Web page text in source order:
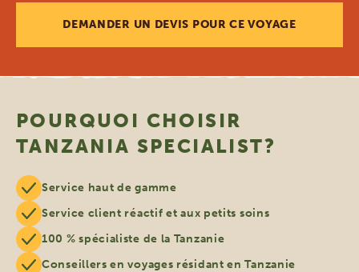
DEMANDER UN DEVIS POUR CE VOYAGE
POURQUOI CHOISIR
TANZANIA SPECIALIST?
Service haut de gamme
Service client réactif et aux petits soins
100 % spécialiste de la Tanzanie
Conseillers en voyages résidant en Tanzanie